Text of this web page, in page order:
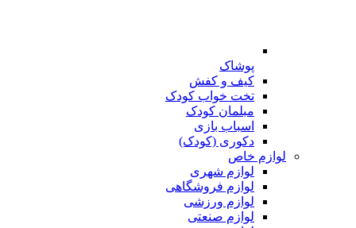
پوشاک
کیف و کفش
تخت خواب کودک
مبلمان کودک
اسباب بازی
دکوری (کودک)
لوازم خاص
لوازم شهری
لوازم فروشگاهی
لوازم ورزشی
لوازم صنعتی